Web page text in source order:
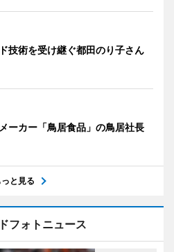
技術を受け継ぐ都田のり子さん
ーカー「鳥居食品」の鳥居社長
っと見る
フォトニュース